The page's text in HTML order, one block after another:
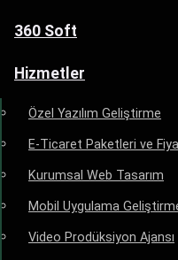
360 Soft
Hizmetler
Özel Yazılım Geliştirme
E-Ticaret Paketleri ve
Kurumsal Web Tasarım
Mobil Uygulama
Video Prodüksiyon Ajansı